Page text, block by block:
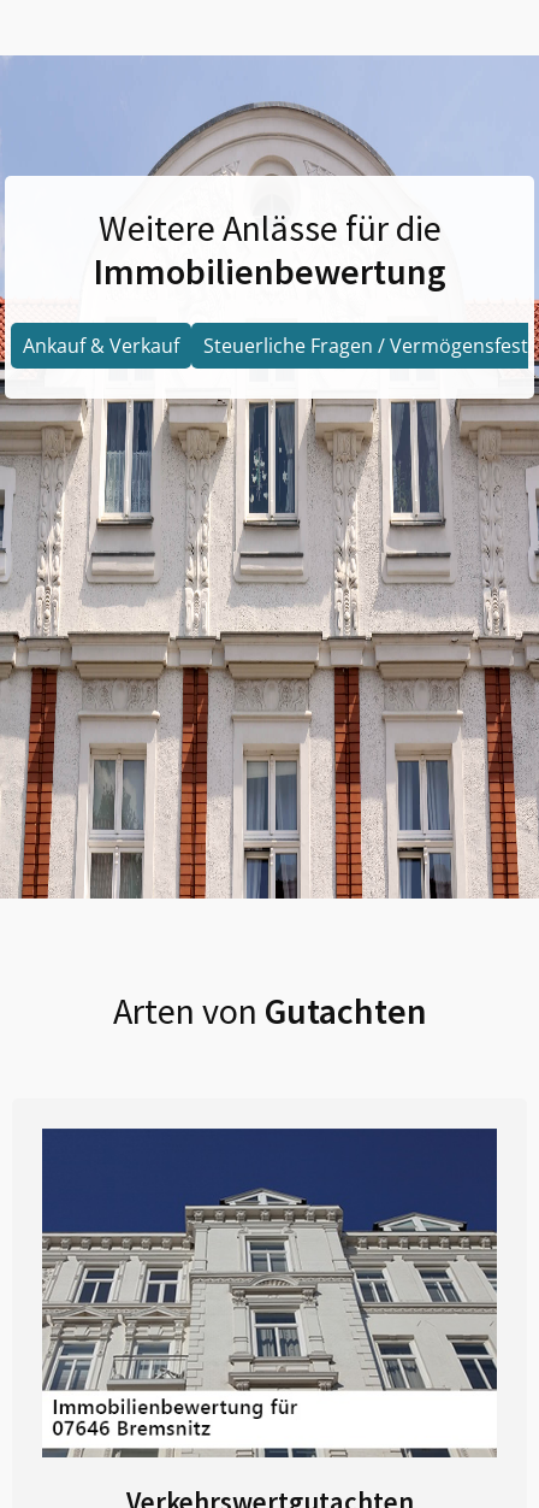
Weitere Anlässe für die
Immobilienbewertung
Ankauf & Verkauf Steuerliche Fragen /
Arten von Gutachten